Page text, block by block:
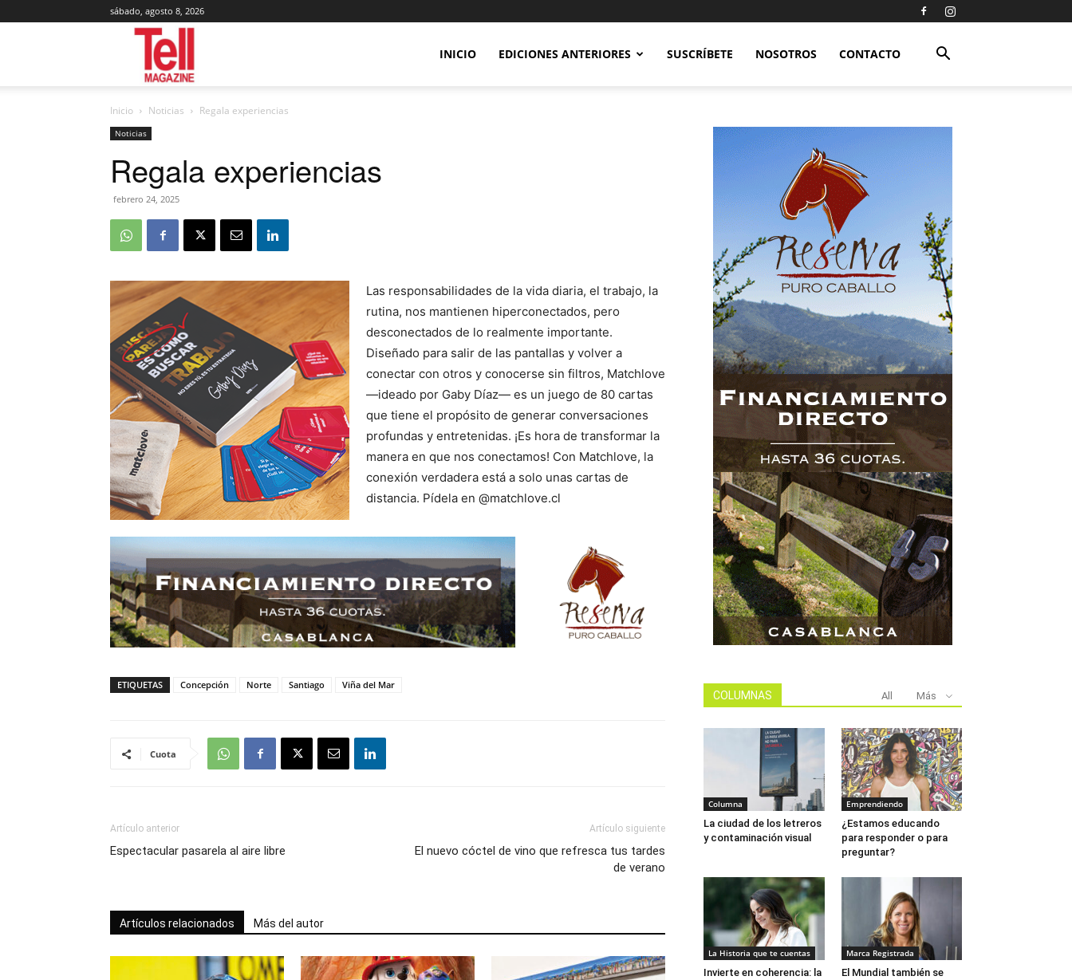
sábado, agosto 8, 2026
Magazine
INICIO EDICIONES ANTERIORES SUSCRÍBETE NOSOTROS CONTACTO
Inicio Noticias Regala experiencias
Noticias
Regala experiencias
febrero 24, 2025
Las responsabilidades de la vida diaria, el trabajo, la
rutina, nos mantienen hiperconectados, pero
desconectados de lo realmente importante.
Diseñado para salir de las pantallas y volver a
conectar con otros y conocerse sin filtros, Matchlove
—ideado por Gaby Díaz— es un juego de 80 cartas
que tiene el propósito de generar conversaciones
profundas y entretenidas. ¡Es hora de transformar la
manera en que nos conectamos! Con Matchlove, la
conexión verdadera está a solo unas cartas de
distancia. Pídela en @matchlove.cl
ETIQUETAS Concepción Norte Santiago Viña del Mar
Cuota
Artículo anterior
Espectacular pasarela al aire libre
Artículo siguiente
El nuevo cóctel de vino que refresca tus tardes
de verano
Artículos relacionados Más del autor
COLUMNAS All Más
Columna
La ciudad de los letreros
y contaminación visual
Emprendiendo
¿Estamos educando
para responder o para
preguntar?
La Historia que te cuentas
Invierte en coherencia: la
Marca Registrada
El Mundial también se